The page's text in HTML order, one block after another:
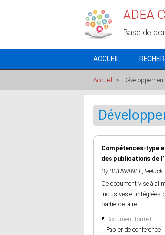
ADEA
Base de
ACCUEIL
Accueil >
Compétences-type
des publications de
By BHUWANEE,Teeluck
Ce document vise à
inclusives et intégrées
partie de la re-...
Document format
Papier de conference